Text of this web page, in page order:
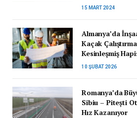
15 MART 2024
Almanya’da
Kaçak
Kesinleşmiş
10 ŞUBAT 2026
Romanya’da
Sibiu – Pitești
Hız Kazanıyor